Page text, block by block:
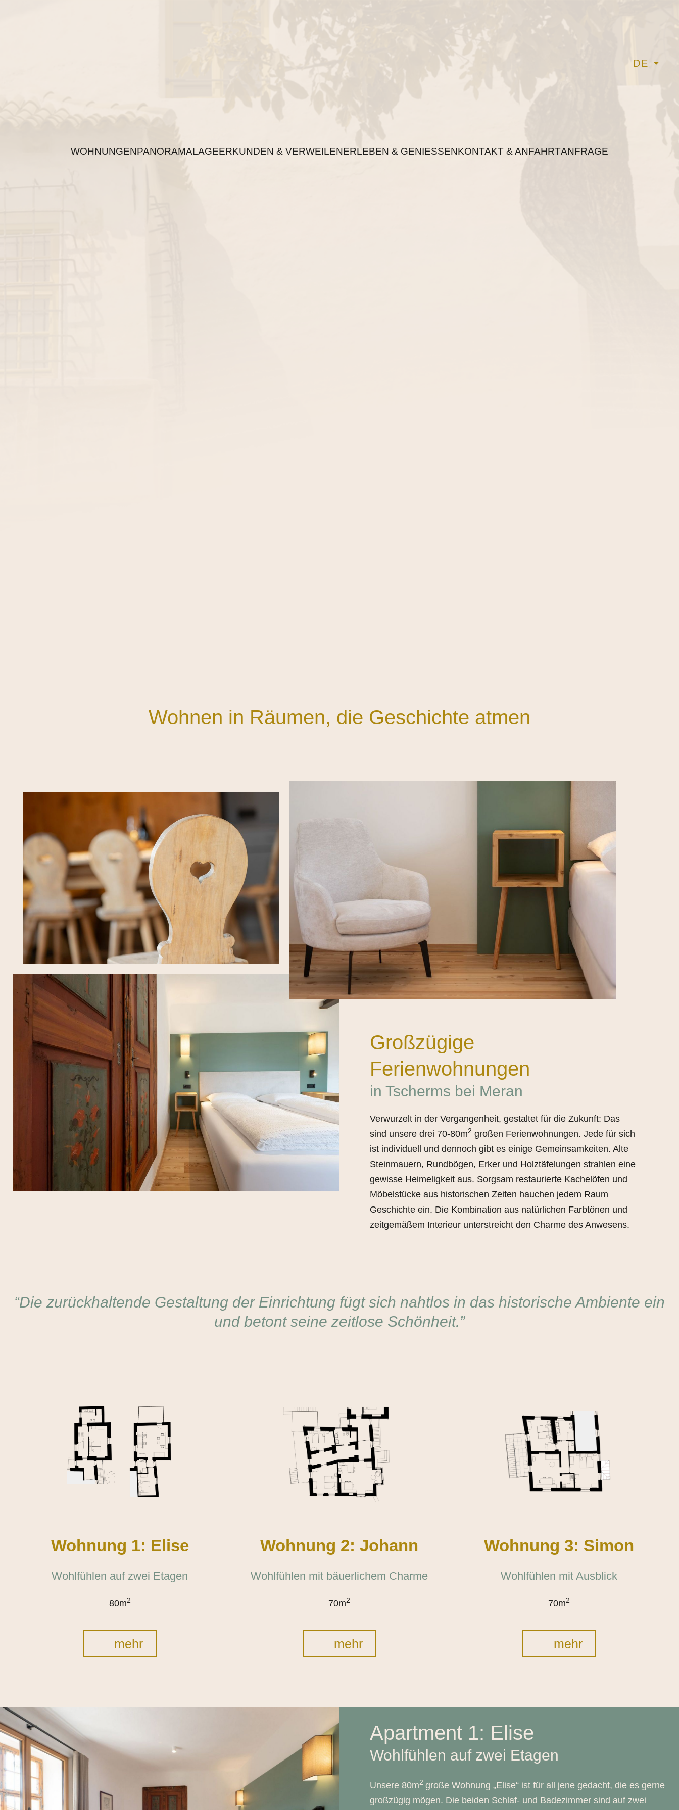
DE
WOHNUNGENPANORAMALAGEERKUNDEN & VERWEILENERLEBEN & GENIESSENKONTAKT & ANFAHRTANFRAGE
Wohnen in Räumen, die Geschichte atmen
Großzügige
Ferienwohnungen
in Tscherms bei Meran
Verwurzelt in der Vergangenheit, gestaltet für die Zukunft: Das
sind unsere drei 70-80m2 großen Ferienwohnungen. Jede für sich
ist individuell und dennoch gibt es einige Gemeinsamkeiten. Alte
Steinmauern, Rundbögen, Erker und Holztäfelungen strahlen eine
gewisse Heimeligkeit aus. Sorgsam restaurierte Kachelöfen und
Möbelstücke aus historischen Zeiten hauchen jedem Raum
Geschichte ein. Die Kombination aus natürlichen Farbtönen und
zeitgemäßem Interieur unterstreicht den Charme des Anwesens.
“Die zurückhaltende Gestaltung der Einrichtung fügt sich nahtlos in das historische Ambiente ein
und betont seine zeitlose Schönheit.”
Wohnung 1: Elise
Wohlfühlen auf zwei Etagen
80m2
mehr
Wohnung 2: Johann
Wohlfühlen mit bäuerlichem Charme
70m2
mehr
Wohnung 3: Simon
Wohlfühlen mit Ausblick
70m2
mehr
Apartment 1: Elise
Wohlfühlen auf zwei Etagen
Unsere 80m2 große Wohnung „Elise“ ist für all jene gedacht, die es gerne
großzügig mögen. Die beiden Schlaf- und Badezimmer sind auf zwei